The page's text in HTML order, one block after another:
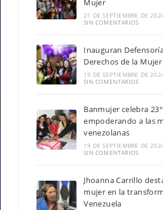
Mujer
21 DE SEPTIEMBRE DE
SIN COMENTARIOS
Inauguran
Derechos de la
19 DE SEPTIEMBRE DE
SIN COMENTARIOS
Banmujer celebra
empoderando a las
venezolanas
19 DE SEPTIEMBRE DE
SIN COMENTARIOS
Jhoanna Carrillo
mujer en la
Venezuela